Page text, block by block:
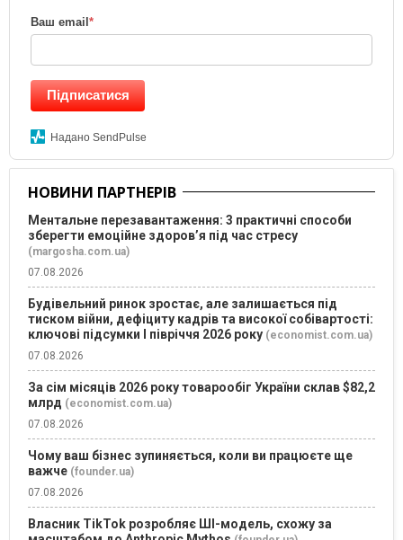
Ваш email*
Підписатися
Надано SendPulse
НОВИНИ ПАРТНЕРІВ
Ментальне перезавантаження: 3 практичні способи
зберегти емоційне здоров’я під час стресу
(margosha.com.ua)
07.08.2026
Будівельний ринок зростає, але залишається під
тиском війни, дефіциту кадрів та високої собівартості:
ключові підсумки І півріччя 2026 року (economist.com.ua)
07.08.2026
За сім місяців 2026 року товарообіг України склав $82,2
млрд (economist.com.ua)
07.08.2026
Чому ваш бізнес зупиняється, коли ви працюєте ще
важче (founder.ua)
07.08.2026
Власник TikTok розробляє ШІ-модель, схожу за